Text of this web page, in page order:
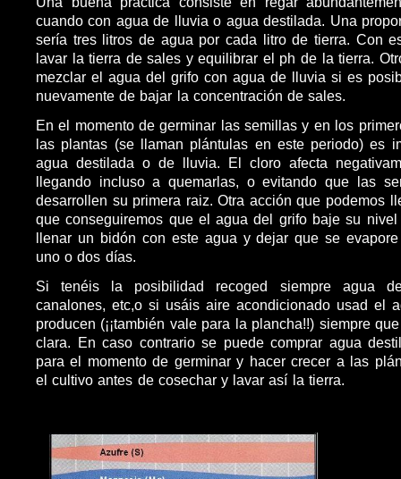
cuando con agua de lluvia o agua destilada. Una
sería tres litros de agua por cada litro de tierra. Con
lavar la tierra de sales y equilibrar el ph de la tierra.
mezclar el agua del grifo con agua de lluvia si es
nuevamente de bajar la concentración de sales.
En el momento de germinar las semillas y en los
las plantas (se llaman plántulas en este periodo) es
agua destilada o de lluvia. El cloro afecta
llegando incluso a quemarlas, o evitando que las
desarrollen su primera raiz. Otra acción que podemos
que conseguiremos que el agua del grifo baje su
llenar un bidón con este agua y dejar que se
uno o dos días.
Si tenéis la posibilidad recoged siempre agua
canalones, etc,o si usáis aire acondicionado usad el
producen (¡¡también vale para la plancha!!) siempre
clara. En caso contrario se puede comprar agua
para el momento de germinar y hacer crecer a las
el cultivo antes de cosechar y lavar así la tierra.